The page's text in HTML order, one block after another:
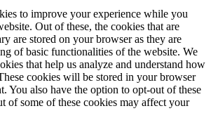
to improve your experience while you
Out of these, the cookies that are
are stored on your browser as they are
of basic functionalities of the website. We
that help us analyze and understand how
cookies will be stored in your browser
You also have the option to opt-out of these
of some of these cookies may affect your